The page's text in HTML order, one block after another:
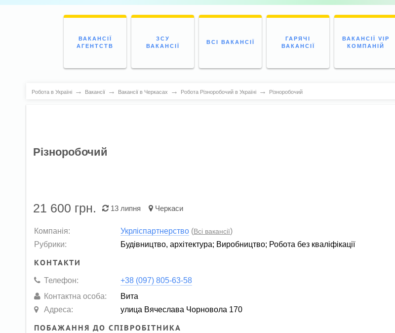
ВАКАНСІЇ
АГЕНТСТВ
ЗСУ
ВАКАНСІЇ
ВСІ ВАКАНСІЇ
ГАРЯЧІ
ВАКАНСІЇ
ВАКАНСІЇ VIP
КОМПАНІЙ
Робота в Україні → Вакансії → Вакансії в Черкасах → Робота Різноробочий в Україні → Різноробочий
Різноробочий
21 600 грн. 13 липня Черкаси
Компанія: Укрліспартнерство (Всі вакансії)
Рубрики:
Будівництво, архітектура; Виробництво; Робота без кваліфікації
КОНТАКТИ
Телефон:
+38 (097) 805-63-58
Контактна особа:
Вита
Адреса:
улица Вячеслава Чорновола 170
ПОБАЖАННЯ ДО СПІВРОБІТНИКА